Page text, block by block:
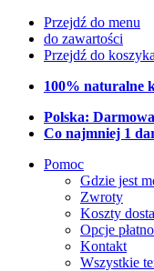
Przejdź do menu
do zawartości
Przejdź do koszyka
100% naturalne
Polska:
Co najmniej 1
Pomoc
Gdzie jest
Zwroty
Koszty
Opcje
Kontakt
Wszystkie